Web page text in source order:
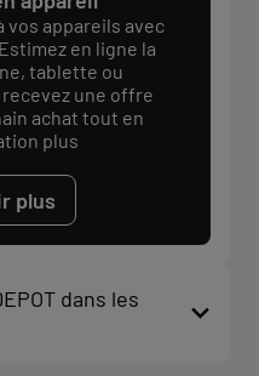
vos appareils avec
en ligne la
tablette ou
une offre
achat tout en
plus
plus
dans les